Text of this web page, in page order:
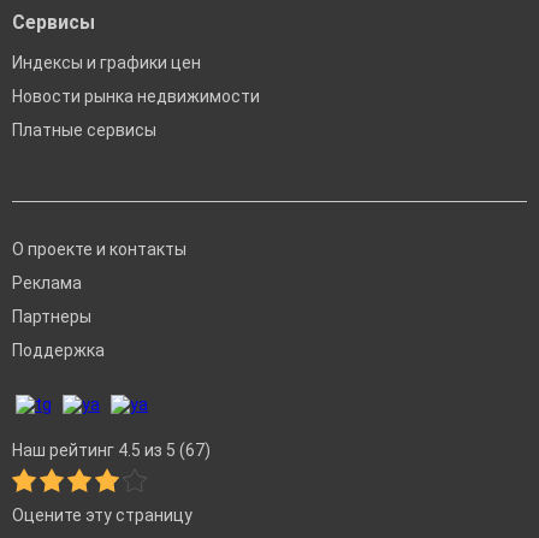
Сервисы
Индексы и графики цен
Новости рынка недвижимости
Платные сервисы
О проекте и контакты
Реклама
Партнеры
Поддержка
Наш рейтинг 4.5 из 5 (67)
Оцените эту страницу